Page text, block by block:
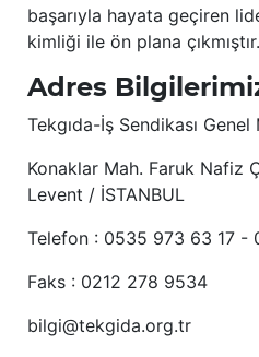
başarıyla hayata geçiren
kimliği ile ön plana çıkmıştır.
Adres
Tekgıda-İş Sendikası Genel
Konaklar Mah. Faruk Nafiz
Levent / İSTANBUL
Telefon : 0535 973 63 17 -
Faks : 0212 278 9534
bilgi@tekgida.org.tr